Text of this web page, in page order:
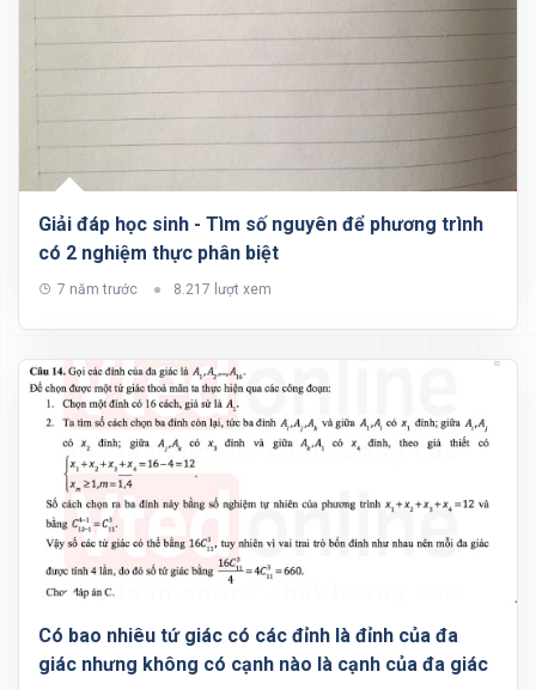
Giải đáp học sinh - Tìm số nguyên để phương trình
có 2 nghiệm thực phân biệt
7 năm trước 8.217 lượt xem
Có bao nhiêu tứ giác có các đỉnh là đỉnh của đa
giác nhưng không có cạnh nào là cạnh của đa giác